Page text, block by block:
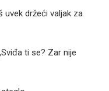
uvek držeći valjak za
ti se? Zar nije